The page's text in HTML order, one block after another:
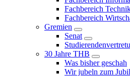
Fachbereich
Fachbereich
Gremien
Senat
30 Jahre THB
Was bisher geschah
Wir jubeln zum